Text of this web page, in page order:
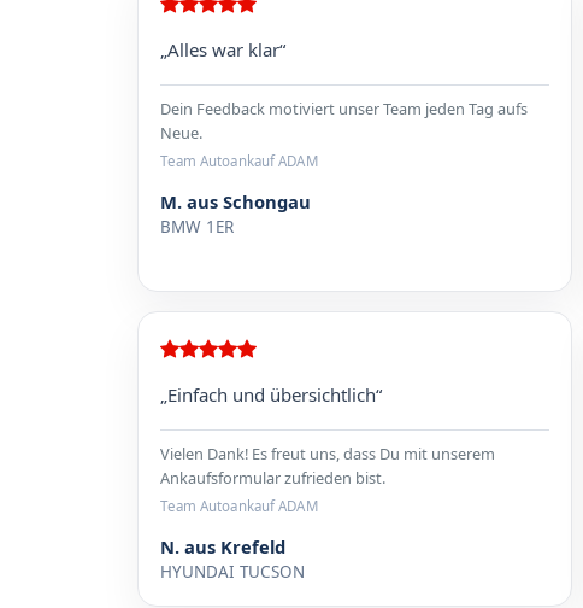
„Alles war klar“
Dein Feedback motiviert unser Team jeden Tag aufs
Neue.
Team Autoankauf ADAM
M. aus Schongau
BMW 1ER
„Einfach und übersichtlich“
Vielen Dank! Es freut uns, dass Du mit unserem
Ankaufsformular zufrieden bist.
Team Autoankauf ADAM
N. aus Krefeld
HYUNDAI TUCSON